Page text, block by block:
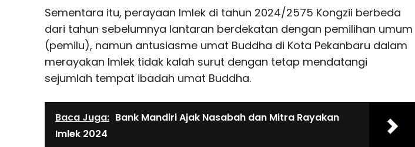
Sementara itu, perayaan Imlek di tahun 2024/2575 Kongzii berbeda
dari tahun sebelumnya lantaran berdekatan dengan pemilihan umum
(pemilu), namun antusiasme umat Buddha di Kota Pekanbaru dalam
merayakan Imlek tidak kalah surut dengan tetap mendatangi
sejumlah tempat ibadah umat Buddha.
Baca Juga: Bank Mandiri Ajak Nasabah dan Mitra Rayakan
Imlek 2024